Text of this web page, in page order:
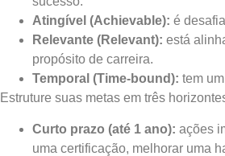
Atingível (Achievable): é
Relevante (Relevant): está
propósito de carreira.
Temporal (Time-bound): tem
Estruture suas metas em três
Curto prazo (até 1 ano): ações
uma certificação, melhorar uma